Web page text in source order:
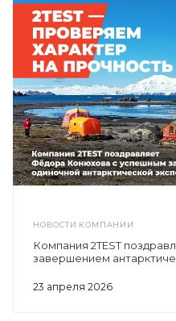
НОВОСТИ КОМПАНИИ
23 апреля 2026
Компания 2TEST
завершением